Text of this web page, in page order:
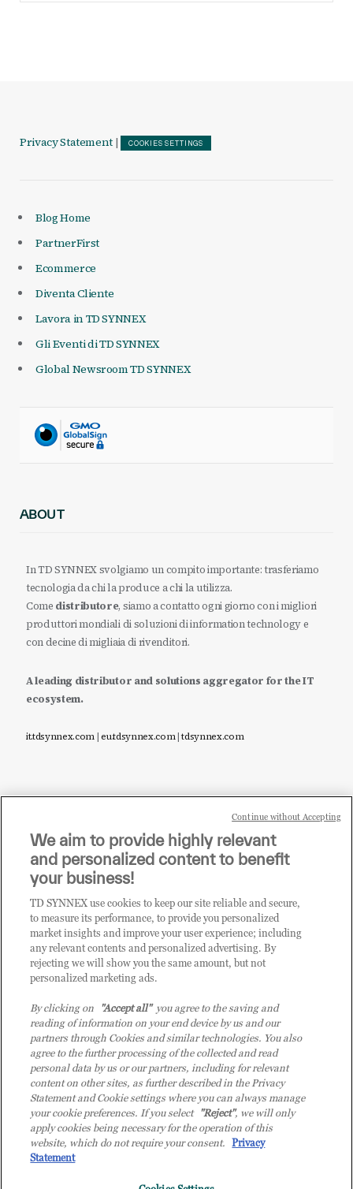
Articoli
Privacy Statement | COOKIES SETTINGS
Blog Home
PartnerFirst
Ecommerce
Diventa Cliente
Lavora in TD SYNNEX
Gli Eventi di TD SYNNEX
Global Newsroom TD SYNNEX
ABOUT
In TD SYNNEX svolgiamo un compito importante: trasferiamo
tecnologia da chi la produce a chi la utilizza.
Come distributore, siamo a contatto ogni giorno con i migliori
produttori mondiali di soluzioni di information technology e
con decine di migliaia di rivenditori.
A leading distributor and solutions aggregator for the IT
ecosystem.
it.tdsynnex.com|eu.tdsynnex.com|tdsynnex.com
Sei un rivenditore di tecnologia e desideri acquistare
i prodotti o le soluzioni trattate sul blog?
CLICCA QUI E DIVENTA
CLIENTE TD SYNNEX
© 2026 TD SYNNEX Italy S.r.l. - Sede legale: via Luigi Russolo 9, 20138 Milano
(MI) - Numero di iscrizione al Registro delle Imprese di Milano e Codice Fiscale:
07092780159 - P.IVA: 07092780159 - Eur 12.569.000,00 i.v - TD SYNNEX e TD
We aim to provide highly relevant
and personalized content to benefit
your business!
TD SYNNEX use cookies to keep our site reliable and secure,
to measure its performance, to provide you personalized
market insights and improve your user experience; including
any relevant contents and personalized advertising. By
rejecting we will show you the same amount, but not
personalized marketing ads.
By clicking on "Accept all"you agree to the saving and
reading of information on your end device by us and our
partners through Cookies and similar technologies. You also
agree to the further processing of the collected and read
personal data by us or our partners, including for relevant
content on other sites, as further described in the Privacy
Statement and Cookie settings where you can always manage
your cookie preferences. If you select "Reject", we will only
apply cookies being necessary for the operation of this
website, which do not require your consent. Privacy
Statement
Continue without Accepting